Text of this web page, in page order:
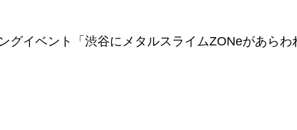
イベント「渋谷にメタルスライムZONeがあらわ